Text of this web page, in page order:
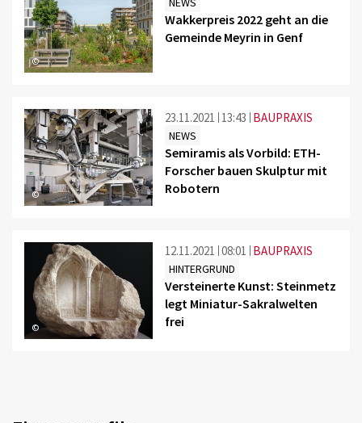
©
Wakkerpreis 2022 geht an die
Gemeinde Meyrin in Genf
©
23.11.2021 13:43 BAUPRAXIS
NEWS
Semiramis als Vorbild: ETH-
Forscher bauen Skulptur mit
Robotern
©
12.11.2021 08:01 BAUPRAXIS
HINTERGRUND
Versteinerte Kunst: Steinmetz
legt Miniatur-Sakralwelten
frei